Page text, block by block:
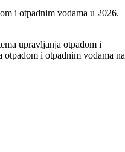
i otpadnim vodama u 2026.
upravljanja otpadom i
i otpadnim vodama na